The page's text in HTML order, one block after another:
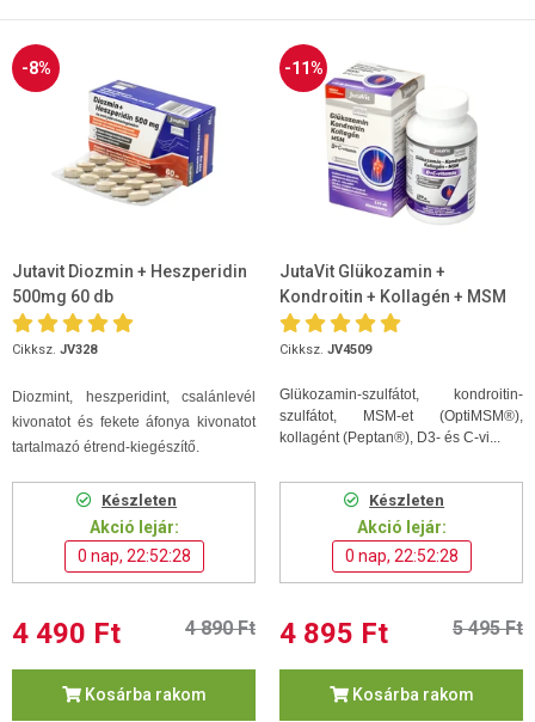
-8%
Jutavit Diozmin + Heszperidin
500mg 60 db
Cikksz. JV328
Diozmint, heszperidint, csalánlevél
kivonatot és fekete áfonya kivonatot
tartalmazó étrend-kiegészítő.
Készleten
Akció lejár:
0 nap, 22:52:27
4 490 Ft 4 890 Ft
Kosárba rakom
-11%
JutaVit Glükozamin +
Kondroitin + Kollagén + MSM
D+C vitamin 120db tabletta
Cikksz. JV4509
Glükozamin-szulfátot, kondroitin-
szulfátot, MSM-et (OptiMSM®),
kollagént (Peptan®), D3- és C-vi...
Készleten
Akció lejár:
0 nap, 22:52:27
4 895 Ft 5 495 Ft
Kosárba rakom